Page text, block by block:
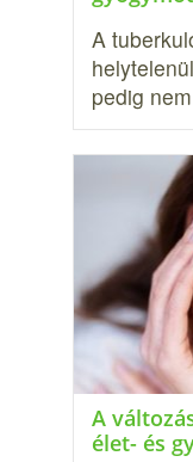
A
pedig
A
élet- és